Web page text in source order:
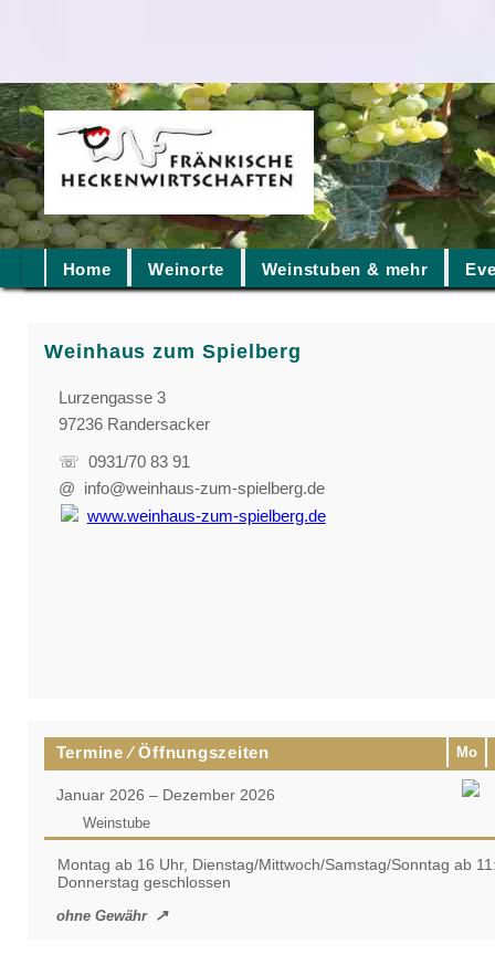
Home Weinorte Weinstuben & mehr
Weinhaus zum Spielberg
Lurzengasse 3
97236 Randersacker
☏ 0931/70 83 91
@ info@weinhaus-zum-spielberg.de
www.weinhaus-zum-spielberg.de
Termine ⁄ Öffnungszeiten Mo
Januar 2026 – Dezember 2026
Weinstube
Montag ab 16 Uhr, Dienstag/Mittwoch/Samstag/Sonntag ab
Donnerstag geschlossen
ohne Gewähr